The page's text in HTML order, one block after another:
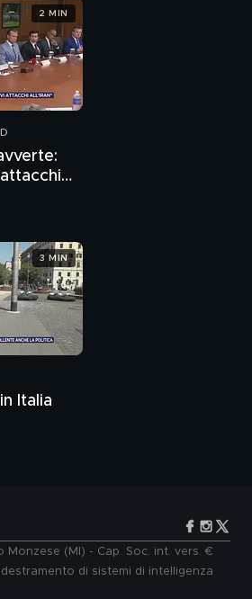
2 MIN
Italia
3 MIN
Monzese (MI) - Cap. Soc. int. vers. €
di sistemi di intelligenza